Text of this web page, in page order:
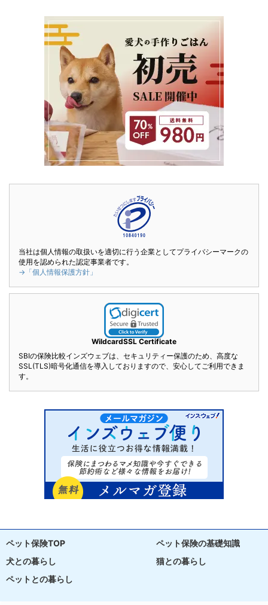
当社は個人情報の取扱いを適切に行う企業としてプライバシーマークの
使用を認められた認定事業者です。
→「個人情報保護方針」
WildcardSSL Certificate
SBIの保険比較インズウェブは、セキュリティー保護のため、高度な
SSL(TLS)暗号化通信を導入しておりますので、安心してご利用できま
す。
ペット保険TOP
ペット保険の基礎知識
犬との暮らし
猫との暮らし
ペットとの暮らし